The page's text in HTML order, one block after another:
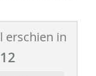
erschien in